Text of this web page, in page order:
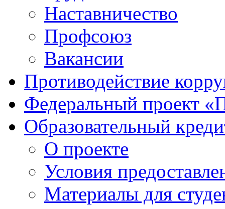
Наставничество
Профсоюз
Вакансии
Противодействие
Федеральный проект
Образовательный
О проекте
Условия
Материалы для